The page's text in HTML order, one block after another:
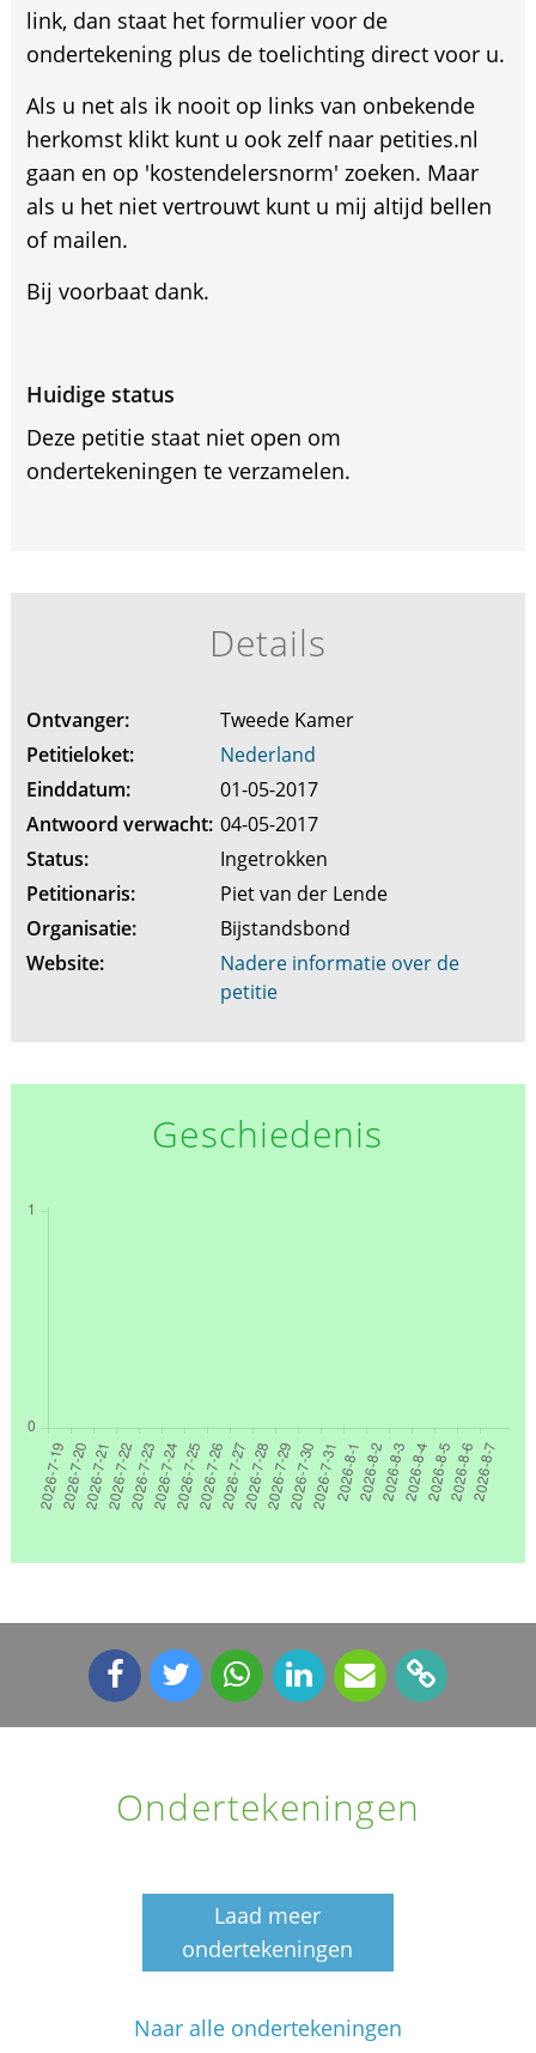
link, dan staat het formulier voor de
ondertekening plus de toelichting direct voor u.
Als u net als ik nooit op links van onbekende
herkomst klikt kunt u ook zelf naar petities.nl
gaan en op 'kostendelersnorm' zoeken. Maar
als u het niet vertrouwt kunt u mij altijd bellen
of mailen.
Bij voorbaat dank.
Huidige status
Deze petitie staat niet open om
ondertekeningen te verzamelen.
Details
Ontvanger:
Tweede Kamer
Petitieloket:
Nederland
Einddatum:
01-05-2017
Antwoord verwacht: 04-05-2017
Status:
Ingetrokken
Petitionaris:
Piet van der Lende
Organisatie:
Bijstandsbond
Website:
Nadere informatie over de
petitie
Geschiedenis
Ondertekeningen
Laad meer
ondertekeningen
Naar alle ondertekeningen